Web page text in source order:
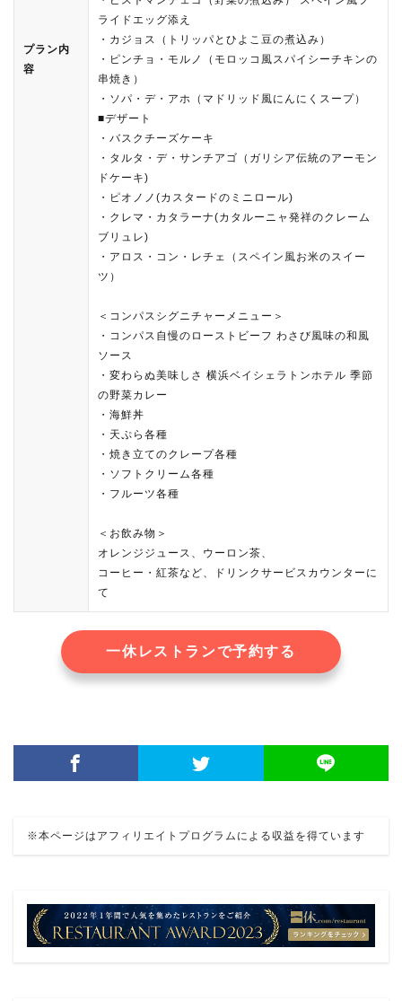
プラン内
容
ライドエッグ添え
・カジョス（トリッパとひよこ豆の煮込み）
・ピンチョ・モルノ（モロッコ風スパイシーチキンの
串焼き）
・ソパ・デ・アホ（マドリッド風にんにくスープ）
■デザート
・バスクチーズケーキ
・タルタ・デ・サンチアゴ（ガリシア伝統のアーモン
ドケーキ)
・ピオノノ(カスタードのミニロール)
・クレマ・カタラーナ(カタルーニャ発祥のクレーム
ブリュレ)
・アロス・コン・レチェ（スペイン風お米のスイー
ツ）
＜コンパスシグニチャーメニュー＞
・コンパス自慢のローストビーフ わさび風味の和風
ソース
・変わらぬ美味しさ 横浜ベイシェラトンホテル 季節
の野菜カレー
・海鮮丼
・天ぷら各種
・焼き立てのクレープ各種
・ソフトクリーム各種
・フルーツ各種
＜お飲み物＞
オレンジジュース、ウーロン茶、
コーヒー・紅茶など、ドリンクサービスカウンターに
て
一休レストランで予約する
※本ページはアフィリエイトプログラムによる収益を得ています